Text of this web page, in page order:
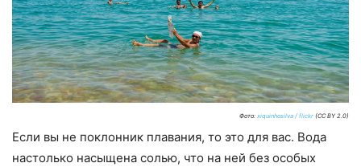
Фото: xiquinhosilva / flickr (CC BY 2.0)
Если вы не поклонник плавания, то это для вас. Вода
настолько насыщена солью, что на ней без особых